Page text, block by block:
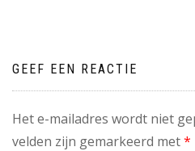
GEEF EEN REACTIE
Het e-mailadres wordt niet
velden zijn gemarkeerd met*